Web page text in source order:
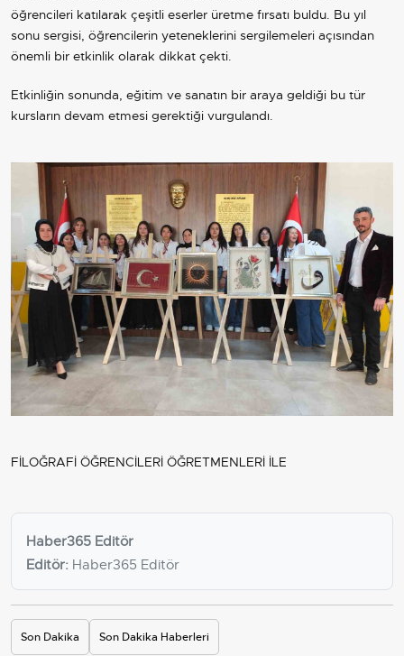
öğrencileri katılarak çeşitli eserler üretme fırsatı buldu. Bu yıl
sonu sergisi, öğrencilerin yeteneklerini sergilemeleri açısından
önemli bir etkinlik olarak dikkat çekti.
Etkinliğin sonunda, eğitim ve sanatın bir araya geldiği bu tür
kursların devam etmesi gerektiği vurgulandı.
FİLOĞRAFİ ÖĞRENCİLERİ ÖĞRETMENLERİ İLE
Haber365 Editör
Editör: Haber365 Editör
Son Dakika Son Dakika Haberleri